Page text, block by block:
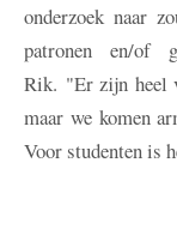
onderzoek naar
patronen en/of
Rik. "Er zijn heel
maar we komen
Voor studenten is